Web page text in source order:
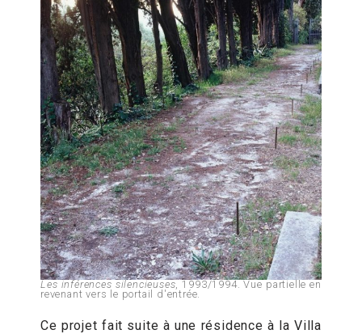
Les inférences silencieuses, 1993/1994. Vue partielle en
revenant vers le portail d'entrée.
Ce projet fait suite à une résidence à la Villa